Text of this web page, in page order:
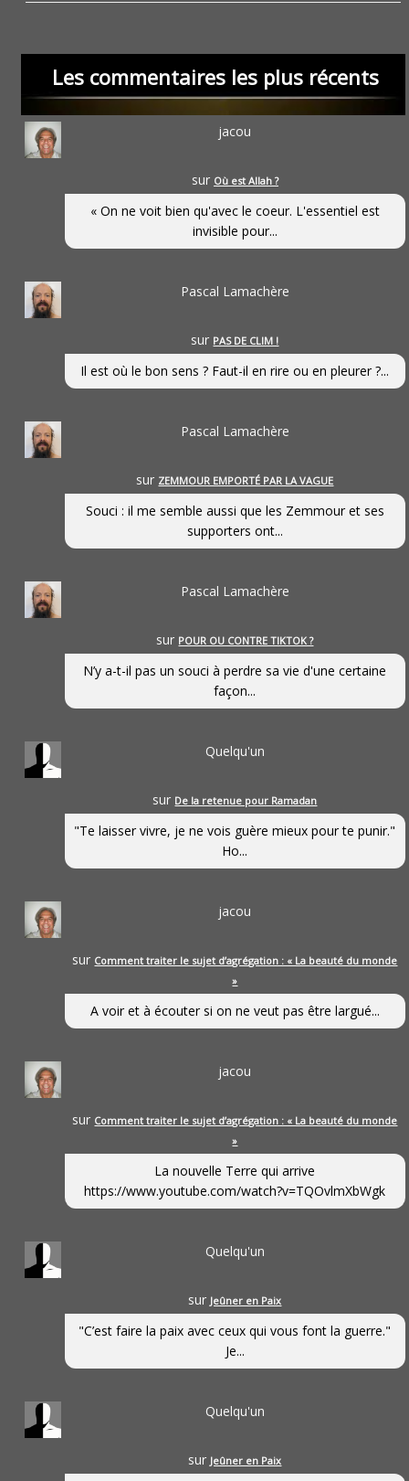
Les commentaires les plus récents
jacou
sur Où est Allah ?
« On ne voit bien qu'avec le coeur. L'essentiel est
invisible pour...
Pascal Lamachère
sur PAS DE CLIM !
Il est où le bon sens ? Faut-il en rire ou en pleurer ?...
Pascal Lamachère
sur ZEMMOUR EMPORTÉ PAR LA VAGUE
Souci : il me semble aussi que les Zemmour et ses
supporters ont...
Pascal Lamachère
sur POUR OU CONTRE TIKTOK ?
N’y a-t-il pas un souci à perdre sa vie d'une certaine
façon...
Quelqu'un
sur De la retenue pour Ramadan
"Te laisser vivre, je ne vois guère mieux pour te punir."
Ho...
jacou
sur Comment traiter le sujet d’agrégation : « La beauté du monde
»
A voir et à écouter si on ne veut pas être largué...
jacou
sur Comment traiter le sujet d’agrégation : « La beauté du monde
»
La nouvelle Terre qui arrive
https://www.youtube.com/watch?v=TQOvlmXbWgk
Quelqu'un
sur Jeûner en Paix
"C’est faire la paix avec ceux qui vous font la guerre."
Je...
Quelqu'un
sur Jeûner en Paix